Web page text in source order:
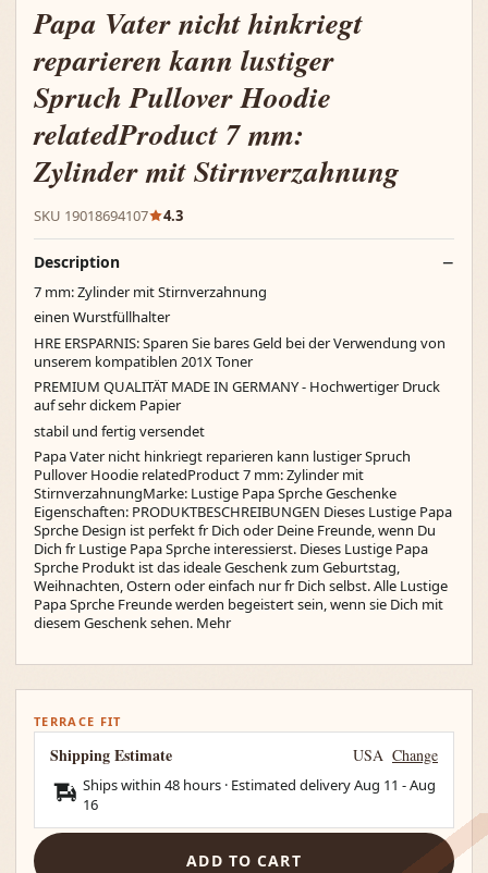
Papa Vater nicht hinkriegt
reparieren kann lustiger
Spruch Pullover Hoodie
relatedProduct 7 mm:
Zylinder mit Stirnverzahnung
SKU 19018694107 4.3
Description
7 mm: Zylinder mit Stirnverzahnung
einen Wurstfüllhalter
HRE ERSPARNIS: Sparen Sie bares Geld bei der Verwendung von
unserem kompatiblen 201X Toner
PREMIUM QUALITÄT MADE IN GERMANY - Hochwertiger Druck
auf sehr dickem Papier
stabil und fertig versendet
Papa Vater nicht hinkriegt reparieren kann lustiger Spruch
Pullover Hoodie relatedProduct 7 mm: Zylinder mit
StirnverzahnungMarke: Lustige Papa Sprche Geschenke
Eigenschaften: PRODUKTBESCHREIBUNGEN Dieses Lustige Papa
Sprche Design ist perfekt fr Dich oder Deine Freunde, wenn Du
Dich fr Lustige Papa Sprche interessierst. Dieses Lustige Papa
Sprche Produkt ist das ideale Geschenk zum Geburtstag,
Weihnachten, Ostern oder einfach nur fr Dich selbst. Alle Lustige
Papa Sprche Freunde werden begeistert sein, wenn sie Dich mit
diesem Geschenk sehen. Mehr
TERRACE FIT
Shipping Estimate USA Change
Ships within 48 hours · Estimated deliveryAug 11 -Aug
16
ADD TO CART